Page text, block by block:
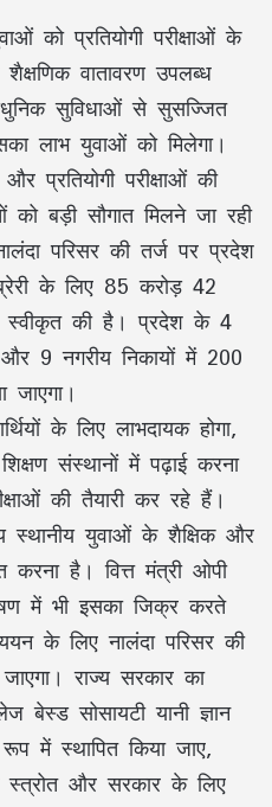
को प्रतियोगी परीक्षाओं के
वातावरण उपलब्ध
सुविधाओं से सुसज्जित
लाभ युवाओं को मिलेगा।
प्रतियोगी परीक्षाओं की
बड़ी सौगात मिलने जा रही
परिसर की तर्ज पर प्रदेश
के लिए 85 करोड़ 42
की है। प्रदेश के 4
9 नगरीय निकायों में 200
जाएगा।
के लिए लाभदायक होगा,
संस्थानों में पढ़ाई करना
की तैयारी कर रहे हैं।
स्थानीय युवाओं के शैक्षिक और
करना है। वित्त मंत्री ओपी
में भी इसका जिक्र करते
के लिए नालंदा परिसर की
जाएगा। राज्य सरकार का
बेस्ड सोसायटी यानी ज्ञान
में स्थापित किया जाए,
और सरकार के लिए